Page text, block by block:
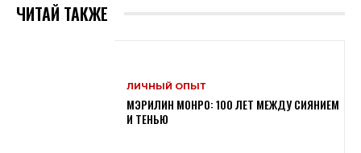
ЧИТАЙ ТАКЖЕ
ЛИЧНЫЙ ОПЫТ
МЭРИЛИН МОНРО: 100 ЛЕТ МЕЖДУ СИЯНИЕМ
И ТЕНЬЮ